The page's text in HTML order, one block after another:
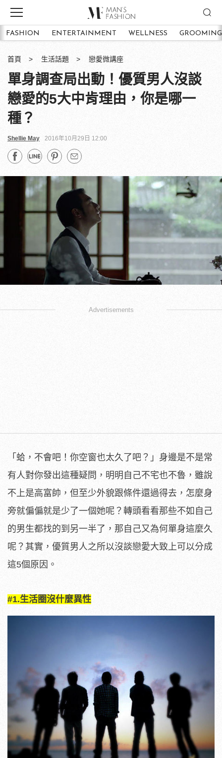
FASHION ENTERTAINMENT WELLNESS GROOMING
首頁 生活話題 戀愛微講座
單身調查局出動！優質男人沒談
戀愛的5大中肯理由，你是哪一
種？
Shellie May 2016年10月29日 12:00
Advertisements
「蛤，不會吧！你空窗也太久了吧？」身邊是不是常
有人對你發出這種疑問，明明自己不宅也不魯，雖說
不上是高富帥，但至少外貌跟條件還過得去，怎麼身
旁就偏偏就是少了一個她呢？轉頭看看那些不如自己
的男生都找的到另一半了，那自己又為何單身這麼久
呢？其實，優質男人之所以沒談戀愛大致上可以分成
這5個原因。
#1.生活圈沒什麼異性